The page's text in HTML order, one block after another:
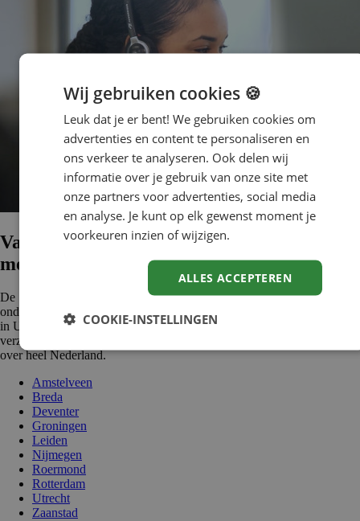
Vacatures juridisch administra­tief
medewerker
De SVB dienstverlening is verdeeld over twee afzonderlijke
onderdelen. Een onderdeel gericht op zorg en welzijn, met vestigingen
in Utrecht en Leiden en een onderdeel gericht op sociale
verzekeringen, met collega's die werken vanuit 10 kantoren verspreid
over heel Nederland.
Amstelveen
Breda
Deventer
Groningen
Leiden
Nijmegen
Roermond
Rotterdam
Utrecht
Zaanstad
Wij gebruiken cookies 🍪
Leuk dat je er bent! We gebruiken cookies om
advertenties en content te personaliseren en
ons verkeer te analyseren. Ook delen wij
informatie over je gebruik van onze site met
onze partners voor advertenties, social media
en analyse. Je kunt op elk gewenst moment je
voorkeuren inzien of wijzigen.
ALLES ACCEPTEREN
COOKIE-INSTELLINGEN